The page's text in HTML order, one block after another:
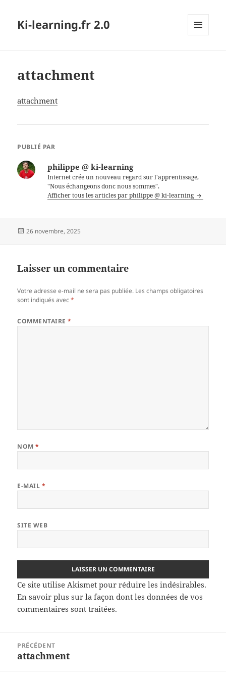
Ki-learning.fr 2.0
attachment
attachment
PUBLIÉ PAR
philippe @ ki-learning
Internet crée un nouveau regard sur l'apprentissage,
"Nous échangeons donc nous sommes".
Afficher tous les articles par philippe @ ki-learning
Publié
26 novembre, 2025
Laisser un commentaire
Votre adresse e-mail ne sera pas publiée. Les champs obligatoires
sont indiqués avec*
COMMENTAIRE*
NOM*
E-MAIL *
SITE WEB
Ce site utilise Akismet pour réduire les indésirables.
En savoir plus sur la façon dont les données de vos
commentaires sont traitées.
l’article
PRÉCÉDENT
Article
attachment